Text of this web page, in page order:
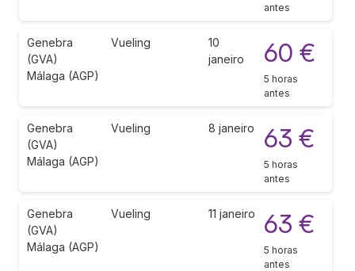
antes
Genebra
(GVA)
Málaga (AGP)
Vueling
10
janeiro
60 €
5 horas
antes
Genebra
(GVA)
Málaga (AGP)
Vueling 8 janeiro 63 €
5 horas
antes
Genebra
(GVA)
Málaga (AGP)
Vueling 11 janeiro 63 €
5 horas
antes